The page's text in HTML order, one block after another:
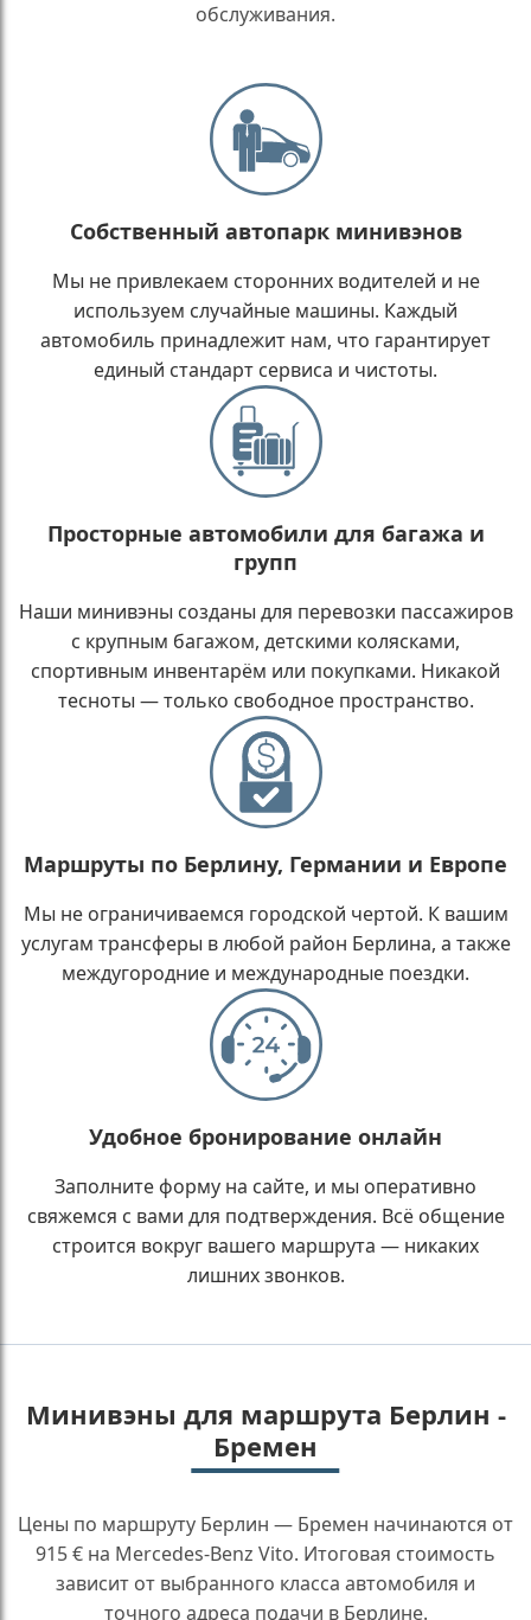
обслуживания.
Собственный автопарк минивэнов
Мы не привлекаем сторонних водителей и не
используем случайные машины. Каждый
автомобиль принадлежит нам, что гарантирует
единый стандарт сервиса и чистоты.
Просторные автомобили для багажа и
групп
Наши минивэны созданы для перевозки пассажиров
с крупным багажом, детскими колясками,
спортивным инвентарём или покупками. Никакой
тесноты — только свободное пространство.
Маршруты по Берлину, Германии и Европе
Мы не ограничиваемся городской чертой. К вашим
услугам трансферы в любой район Берлина, а также
междугородние и международные поездки.
Удобное бронирование онлайн
Заполните форму на сайте, и мы оперативно
свяжемся с вами для подтверждения. Всё общение
строится вокруг вашего маршрута — никаких
лишних звонков.
Минивэны для маршрута Берлин -
Бремен
Цены по маршруту Берлин — Бремен начинаются от
915 € на Mercedes-Benz Vito. Итоговая стоимость
зависит от выбранного класса автомобиля и
точного адреса подачи в Берлине.